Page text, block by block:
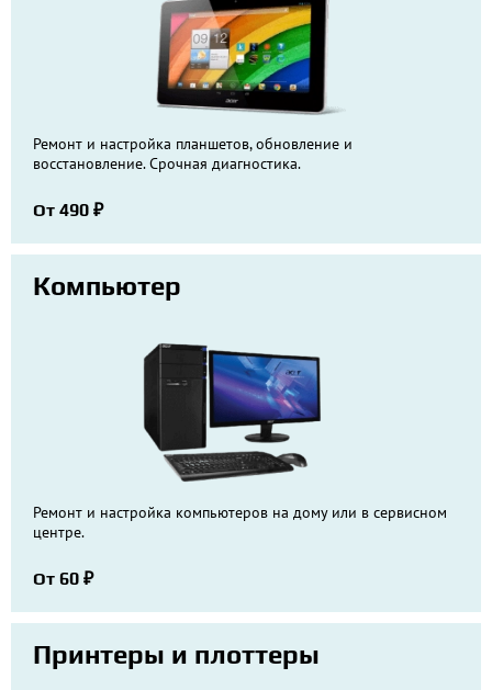
Ремонт и настройка планшетов, обновление и
восстановление. Срочная диагностика.
От 490 ₽
Компьютер
Ремонт и настройка компьютеров на дому или в сервисном
центре.
От 60 ₽
Принтеры и плоттеры